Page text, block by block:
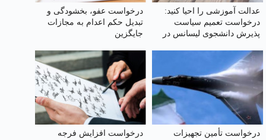
عدالت آموزشی را احیا کنید:
درخواست تعمیم سیاست
پذیرش دانشجوی لیسانس در
دانشگاه‌های علوم پزشکی تیپ
یک کشور
درخواست عفو، بخشودگی و
تبدیل حکم اعدام به مجازات
جایگزین
درخواست تأمین تجهیزات
درخواست افزایش فرجه